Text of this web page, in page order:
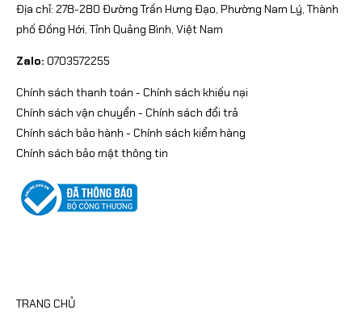
Địa chỉ: 278-280 Đường Trần Hưng Đạo, Phường Nam Lý, Thành
phố Đồng Hới, Tỉnh Quảng Bình, Việt Nam
Zalo: 0703572255
Chính sách thanh toán - Chính sách khiếu nại
Chính sách vận chuyển - Chính sách đổi trả
Chính sách bảo hành - Chính sách kiểm hàng
Chính sách bảo mật thông tin
TRANG CHỦ